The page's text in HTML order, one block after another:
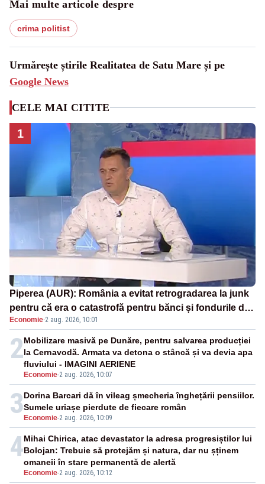
Mai multe articole despre
crima politist
Urmărește știrile Realitatea de Satu Mare și pe
Google News
CELE MAI CITITE
1
Piperea (AUR): România a evitat retrogradarea la junk
pentru că era o catastrofă pentru bănci și fondurile de
pensii
Economie·2 aug. 2026, 10:01
2
Economie-2 aug. 2026, 10:07
Mobilizare masivă pe Dunăre, pentru salvarea producției
la Cernavodă. Armata va detona o stâncă și va devia apa
fluviului - IMAGINI AERIENE
3 Economie-2 aug. 2026, 10:09
Dorina Barcari dă în vileag șmecheria înghețării pensiilor.
Sumele uriașe pierdute de fiecare român
4
Economie-2 aug. 2026, 10:12
Mihai Chirica, atac devastator la adresa progresiștilor lui
Bolojan: Trebuie să protejăm și natura, dar nu șținem
omaneii în stare permanentă de alertă